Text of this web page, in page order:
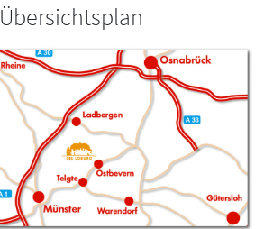
Übersichtsplan